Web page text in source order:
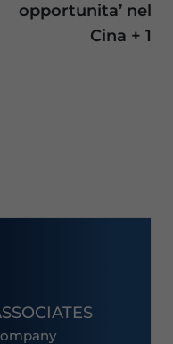
opportunita’ nel
Cina + 1